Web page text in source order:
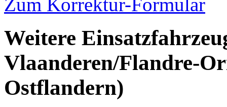
Weitere
Vlaanderen/Flandre-
Ostflandern)